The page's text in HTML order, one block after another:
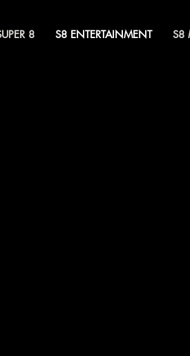
8 S8 ENTERTAINMENT S8